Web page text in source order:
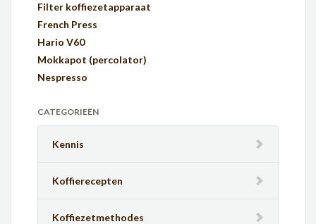
Filter koffiezetapparaat
French Press
Hario V60
Mokkapot (percolator)
Nespresso
CATEGORIEËN
Kennis
Koffierecepten
Koffiezetmethodes